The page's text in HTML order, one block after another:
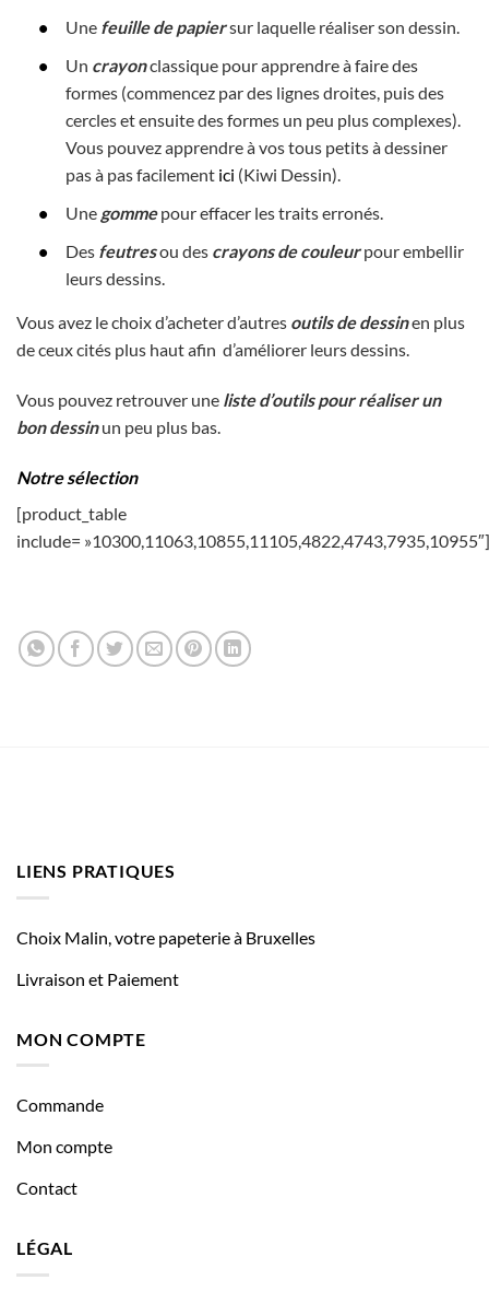
Une feuille de papiersur laquelle réaliser son dessin.
Un crayonclassique pour apprendre à faire des
formes (commencez par des lignes droites, puis des
cercles et ensuite des formes un peu plus complexes).
Vous pouvez apprendre à vos tous petits à dessiner
pas à pas facilement ici (Kiwi Dessin).
Une gommepour effacer les traits erronés.
Des feutresou des crayons de couleurpour embellir
leurs dessins.
Vous avez le choix d’acheter d’autres outils de dessinen plus
de ceux cités plus haut afin d’améliorer leurs dessins.
Vous pouvez retrouver une liste d’outils pour réaliser un
bon dessinun peu plus bas.
Notre sélection
[product_table
include= »10300,11063,10855,11105,4822,4743,7935,10955″]
LIENS PRATIQUES
Choix Malin, votre papeterie à Bruxelles
Livraison et Paiement
MON COMPTE
Commande
Mon compte
Contact
LÉGAL